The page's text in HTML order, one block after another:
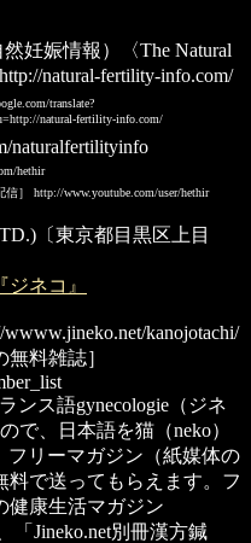
然妊娠情報）〈The Natural
http://natural-fertility-info.com/
translate?
natural-fertility-info.com/
naturalfertilityinfo
hethir
信］ http://www.youtube.com/user/hethir
〔東京都目黒区上目
ネコ』
wwww.jineko.net/kanojotachi/
無料雑誌］
ンス語gynecologie（ジネ
で、日本語を猫（neko）
フリーマガジン（紙媒体の
で送ってもらえます。フ
健康生活マガジン
「Jineko.net別冊漢方鍼